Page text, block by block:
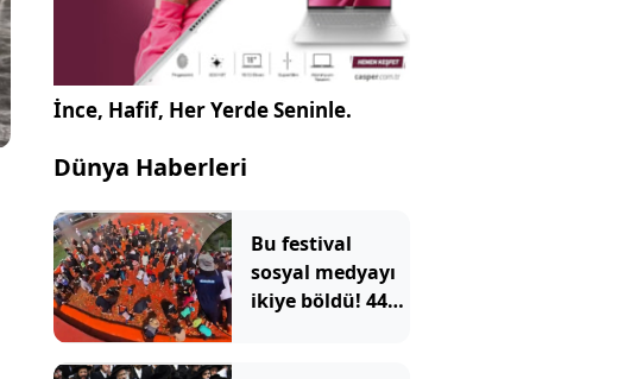
İnce, Hafif, Her Yerde Seninle.
Dünya Haberleri
Bu festival
sosyal medyayı
ikiye böldü! 44